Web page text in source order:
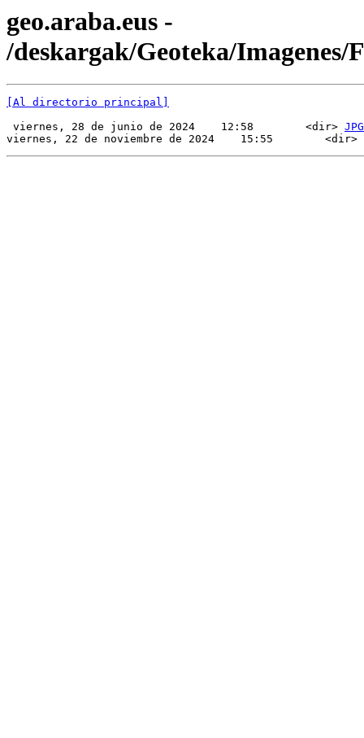
geo.araba.eus -
/deskargak/Geoteka/Imagenes/
[Al directorio principal]
viernes, 28 de junio de 2024    12:58        <dir> JPG
viernes, 22 de noviembre de 2024    15:55        <dir>